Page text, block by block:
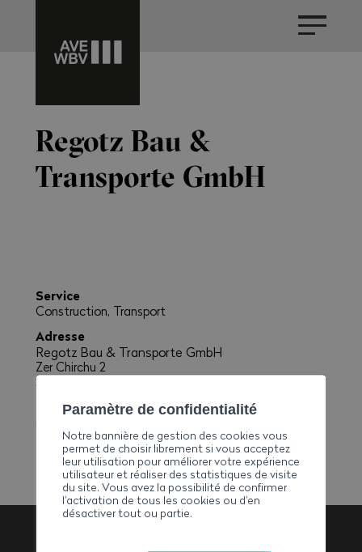
Regotz Bau &
Transporte GmbH
Service
Construction, Transport
Adresse
Regotz Bau & Transporte GmbH
Zer Chirchu 2
3933 Staldenried
E-mailParamètre de confidentialité
Notre bannière de gestion des cookies vous
permet de choisir librement si vous acceptez
leur utilisation pour améliorer votre expérience
utilisateur et réaliser des statistiques de visite
du site. Vous avez la possibilité de confirmer
l’activation de tous les cookies ou d’en
désactiver tout ou partie.